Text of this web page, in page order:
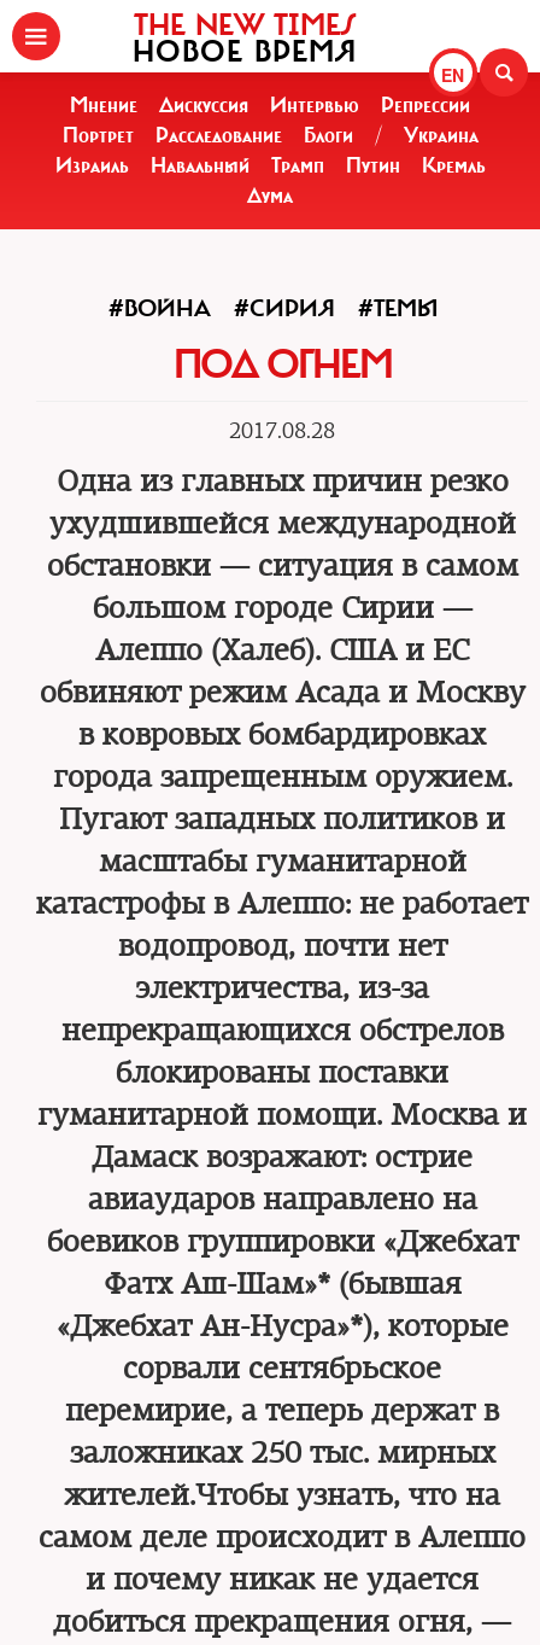
EN
THE NEW TIMES
НОВОЕ ВРЕМЯ
Мнение Дискуссия Интервью
Репрессии
Портрет
Расследование Блоги /
Украина
Израиль
Навальный Трамп Путин
Кремль
Дума
#ВОЙНА #СИРИЯ #ТЕМЫ
ПОД ОГНЕМ
2017.08.28
Одна из главных причин резко
ухудшившейся международной
обстановки — ситуация в самом
большом городе Сирии —
Алеппо (Халеб). США и ЕС
обвиняют режим Асада и Москву
в ковровых бомбардировках
города запрещенным оружием.
Пугают западных политиков и
масштабы гуманитарной
катастрофы в Алеппо: не работает
водопровод, почти нет
электричества, из-за
непрекращающихся обстрелов
блокированы поставки
гуманитарной помощи. Москва и
Дамаск возражают: острие
авиаударов направлено на
боевиков группировки «Джебхат
Фатх Аш-Шам»* (бывшая
«Джебхат Ан-Нусра»*), которые
сорвали сентябрьское
перемирие, а теперь держат в
заложниках 250 тыс. мирных
жителей.Чтобы узнать, что на
самом деле происходит в Алеппо
и почему никак не удается
добиться прекращения огня, —